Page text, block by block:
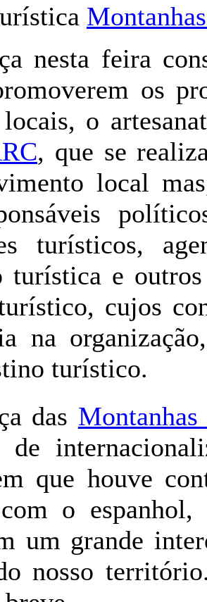
nesta feira
os
o
, que se
local
turísticos,
turística e
cujos
na
turístico.
das
de
que houve
o
um grande
nosso